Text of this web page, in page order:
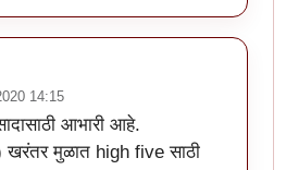
14:15
काम झाले हे !byचामुंडराय
आभारी आहे.
खरंतर मुळात high five साठी